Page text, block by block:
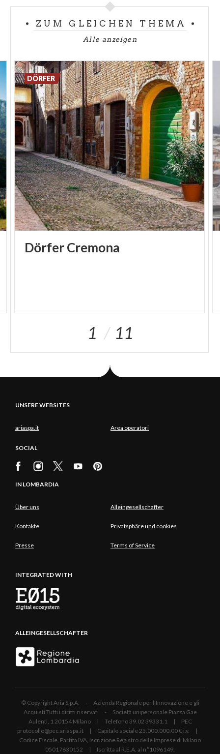
Gehen Sie vom Gas runter und gönnen Sie sich eine
Pause: die Dörfer der Lombardei werden Sie
begeistern.
COVER: @PRIMADITUTTOMANTOVA.IT
ZUM GLEICHEN THEMA
Alle anzeigen
DörferCremona
DÖRFER
1 11
UNSERE WEBSITES
ariaspa.it Area operatori
SOCIAL
IN LOMBARDIA
Über uns Alleingesellschafter
Kontakte Privatsphäre und cookies
Presse Terms of Service
INTEGRATED WITH
ALLEINGESELLSCHAFTER
© Copyright Aria S.p.A. - Azienda Regionale per l'Innovazione e gli
Acquisti Tutti i diritti riservati - Società unipersonale Piazza Gae
Aulenti, 1 20154 Milano | Telefono 39.02 39331.1 | PEC
protocollo@pec.ariaspa.it | Capitale sociale 25.000.000,00 € i.v. |
Codice Fiscale, Partita IVA, Iscrizione Registro delle Imprese di Milano
05017630152 | Iscritta al R.E.A. al n°1096149.